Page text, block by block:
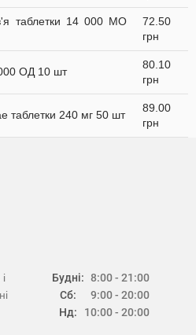
таблетки 14 000 МО
72.50
грн
ОД 10 шт
80.10
грн
таблетки 240 мг 50 шт
89.00
грн
Будні:
Сб:
Нд:
8:00 - 21:00
9:00 - 20:00
10:00 - 20:00